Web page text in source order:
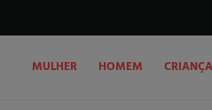
MULHER HOMEM